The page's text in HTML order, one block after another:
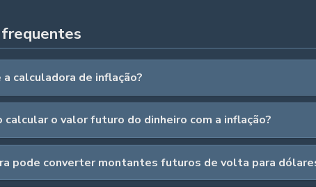
a calculadora de inflação?
calcular o valor futuro do dinheiro com a inflação?
pode converter montantes futuros de volta para